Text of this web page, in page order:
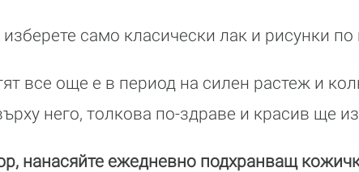
само класически лак и рисунки по
все още е в период на силен растеж и
него, толкова по-здраве и красив ще
нанасяйте ежедневно подхранващ